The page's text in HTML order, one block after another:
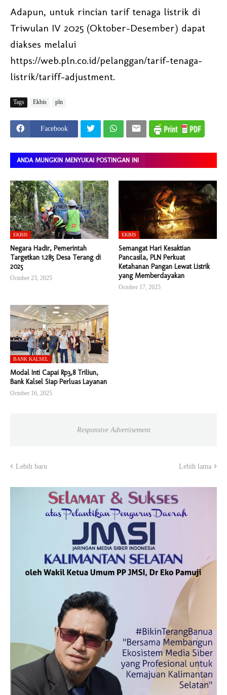
Adapun, untuk rincian tarif tenaga listrik di
Triwulan IV 2025 (Oktober–Desember) dapat
diakses melalui
https://web.pln.co.id/pelanggan/tarif-tenaga-
listrik/tariff-adjustment.
Tags Ekbis pln
Facebook
ANDA MUNGKIN MENYUKAI POSTINGAN INI
EKBIS
Negara Hadir, Pemerintah
Targetkan 1.285 Desa Terang di
2025
October 23, 2025
EKBIS
Semangat Hari Kesaktian
Pancasila, PLN Perkuat
Ketahanan Pangan Lewat Listrik
yang Memberdayakan
October 17, 2025
BANK KALSEL
Modal Inti Capai Rp3,8 Triliun,
Bank Kalsel Siap Perluas Layanan
October 16, 2025
Responsive Advertisement
Lebih baru Lebih lama